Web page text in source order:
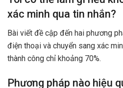
xác minh qua tin nhắn?
Bài viết đề cập đến hai phương
điện thoại và chuyển sang xác
thành công chỉ khoảng 70%.
Phương pháp nào hiệu